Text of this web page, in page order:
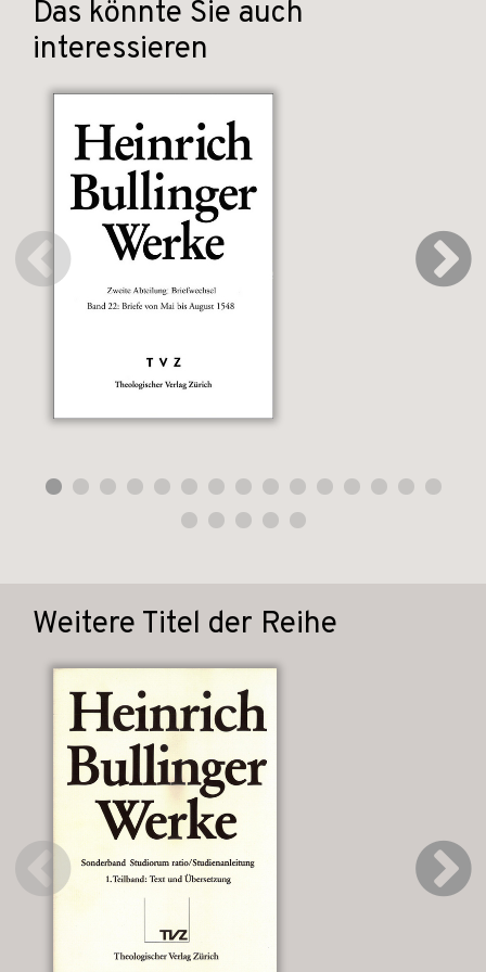
Das könnte Sie auch
interessieren
Weitere Titel der Reihe